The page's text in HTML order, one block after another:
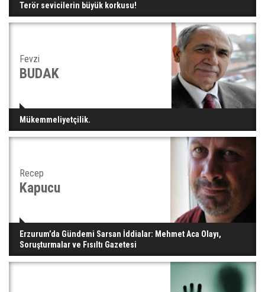
Terör sevicilerin büyük korkusu!
Fevzi
BUDAK
Mükemmeliyetçilik.
Recep
Kapucu
Erzurum’da Gündemi Sarsan İddialar: Mehmet Aca Olayı,
Soruşturmalar ve Fısıltı Gazetesi